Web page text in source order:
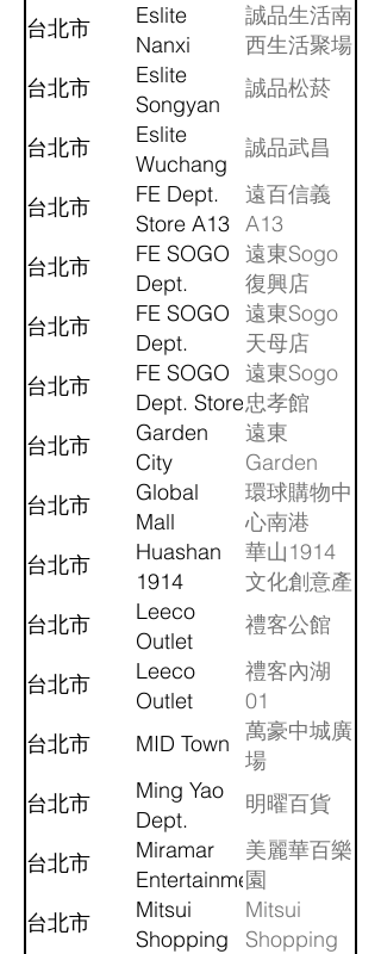
台北市
Eslite
Nanxi
誠品生活南
西生活聚場
台北市
Eslite
Songyan
誠品松菸
台北市
Eslite
Wuchang
誠品武昌
台北市
FE Dept.
Store A13
遠百信義
A13
台北市
FE SOGO
Dept.
Store
(Fuxing)
遠東Sogo
復興店
台北市
FE SOGO
Dept.
Store
(Tianmu)
遠東Sogo
天母店
台北市
FE SOGO
Dept. Store
(ZhongXiao)
遠東Sogo
忠孝館
台北市
Garden
City
遠東
Garden
City
台北市
Global
Mall
Nangang
環球購物中
心南港
台北市
Huashan
1914
Creative
Park
華山1914
文化創意產
業園區
台北市
Leeco
Outlet
Gongguan
禮客公館
台北市
Leeco
Outlet
Neihu
Phase1
禮客內湖
01
台北市
MID Town
萬豪中城廣
場
台北市
Ming Yao
Dept.
Store
明曜百貨
台北市
Miramar
Entertainment
Park
美麗華百樂
園
台北市
Mitsui
Shopping
Mitsui
Shopping